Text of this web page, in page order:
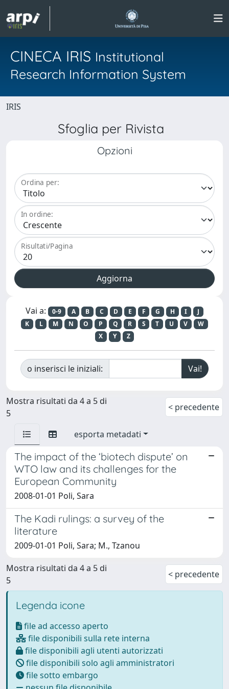
CINECA IRIS Institutional
Research Information System
IRIS
Sfoglia per Rivista
Opzioni
Ordina per:
In ordine:
Risultati/Pagina
Vai a: 0-9 A B C D E F G H I
J
K
L M N O P Q R S T U V
W
X
Y Z
o inserisci le iniziali:
Mostra risultati da 4 a 5 di
5
< precedente
esporta metadati
The impact of the ‘biotech dispute’ on
WTO law and its challenges for the
European Community
2008-01-01 Poli, Sara
The Kadi rulings: a survey of the
literature
2009-01-01 Poli, Sara; M., Tzanou
Mostra risultati da 4 a 5 di
5
< precedente
Legenda icone
file ad accesso aperto
file disponibili sulla rete interna
file disponibili agli utenti autorizzati
file disponibili solo agli amministratori
file sotto embargo